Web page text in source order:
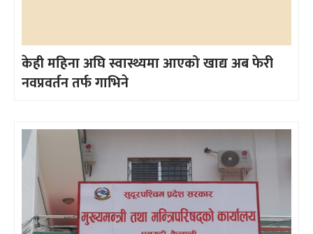
केही महिना अघि स्वास्थ्यमा आएको खाद्य अब फेरी
नवप्रवर्तन तर्फ गाभिने